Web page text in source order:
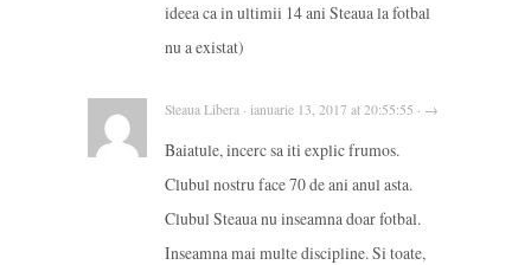
ideea ca in ultimii 14 ani Steaua la fotbal
nu a existat)
Steaua Libera · ianuarie 13, 2017 at 20:55:55 · →
Baiatule, incerc sa iti explic frumos.
Clubul nostru face 70 de ani anul asta.
Clubul Steaua nu inseamna doar fotbal.
Inseamna mai multe discipline. Si toate,